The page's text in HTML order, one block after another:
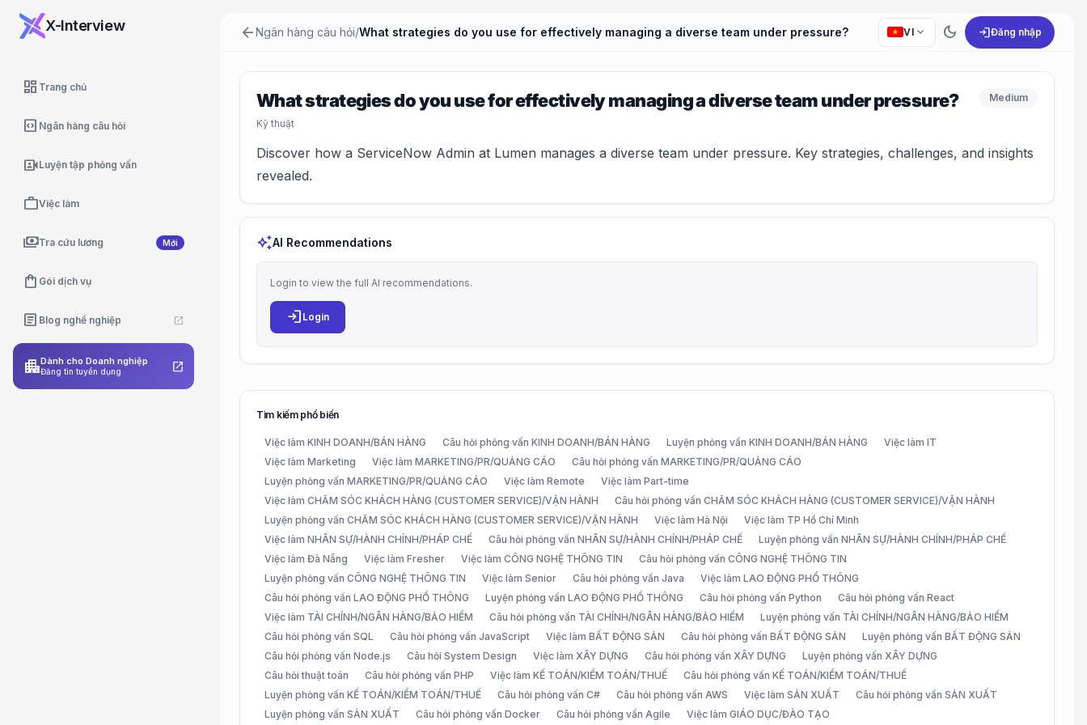
X-Interview
dashboard Trang chủ
code_blocks Ngân hàng câu hỏi
video_camera_frontLuyện tập phỏng vấn
workViệc làm
paymentsTra cứu lương Mới
shopping_bag Gói dịch vụ
article Blog nghề nghiệp open_in_new
apartmentDành cho Doanh nghiệp
Đăng tin tuyển dụng open_in_new
arrow_backNgân hàng câu hỏi/What strategies do you use for effectively managing a diverse team under pressure? VI expand_more dark_mode loginĐăng nhập
What strategies do you use for effectively managing a diverse team under pressure?
Kỹ thuật
Medium
Discover how a ServiceNow Admin at Lumen manages a diverse team under pressure. Key strategies, challenges, and insights
revealed.
auto_awesomeAI Recommendations
Login to view the full AI recommendations.
login Login
Tìm kiếm phổ biến
Việc làm KINH DOANH/BÁN HÀNG Câu hỏi phỏng vấn KINH DOANH/BÁN HÀNG Luyện phỏng vấn KINH DOANH/BÁN HÀNG
Việc làm IT
Việc làm Marketing
Việc làm MARKETING/PR/QUẢNG CÁO
Câu hỏi phỏng vấn MARKETING/PR/QUẢNG CÁO
Luyện phỏng vấn MARKETING/PR/QUẢNG CÁO
Việc làm Remote
Việc làm Part-time
Việc làm CHĂM SÓC KHÁCH HÀNG (CUSTOMER SERVICE)/VẬN HÀNH
Câu hỏi phỏng vấn CHĂM SÓC KHÁCH HÀNG (CUSTOMER SERVICE)/VẬN HÀNH
Luyện phỏng vấn CHĂM SÓC KHÁCH HÀNG (CUSTOMER SERVICE)/VẬN HÀNH
Việc làm Hà Nội
Việc làm TP Hồ Chí Minh
Việc làm NHÂN SỰ/HÀNH CHÍNH/PHÁP CHẾ
Câu hỏi phỏng vấn NHÂN SỰ/HÀNH CHÍNH/PHÁP CHẾ
Luyện phỏng vấn NHÂN SỰ/HÀNH CHÍNH/PHÁP CHẾ
Việc làm Đà Nẵng
Việc làm Fresher Việc làm CÔNG NGHỆ THÔNG TIN
Câu hỏi phỏng vấn CÔNG NGHỆ THÔNG TIN
Luyện phỏng vấn CÔNG NGHỆ THÔNG TIN
Việc làm Senior Câu hỏi phỏng vấn Java
Việc làm LAO ĐỘNG PHỔ THÔNG
Câu hỏi phỏng vấn LAO ĐỘNG PHỔ THÔNG
Luyện phỏng vấn LAO ĐỘNG PHỔ THÔNG Câu hỏi phỏng vấn Python
Câu hỏi phỏng vấn React
Việc làm TÀI CHÍNH/NGÂN HÀNG/BẢO HIỂM
Câu hỏi phỏng vấn TÀI CHÍNH/NGÂN HÀNG/BẢO HIỂM
Luyện phỏng vấn TÀI CHÍNH/NGÂN HÀNG/BẢO HIỂM
Câu hỏi phỏng vấn SQL
Câu hỏi phỏng vấn JavaScript Việc làm BẤT ĐỘNG SẢN Câu hỏi phỏng vấn BẤT ĐỘNG SẢN
Luyện phỏng vấn BẤT ĐỘNG SẢN
Câu hỏi phỏng vấn Node.js
Câu hỏi System Design Việc làm XÂY DỰNG Câu hỏi phỏng vấn XÂY DỰNG
Luyện phỏng vấn XÂY DỰNG
Câu hỏi thuật toán
Câu hỏi phỏng vấn PHP Việc làm KẾ TOÁN/KIỂM TOÁN/THUẾ
Câu hỏi phỏng vấn KẾ TOÁN/KIỂM TOÁN/THUẾ
Luyện phỏng vấn KẾ TOÁN/KIỂM TOÁN/THUẾ
Câu hỏi phỏng vấn C# Câu hỏi phỏng vấn AWS Việc làm SẢN XUẤT
Câu hỏi phỏng vấn SẢN XUẤT
Luyện phỏng vấn SẢN XUẤT
Câu hỏi phỏng vấn Docker Câu hỏi phỏng vấn Agile Việc làm GIÁO DỤC/ĐÀO TẠO